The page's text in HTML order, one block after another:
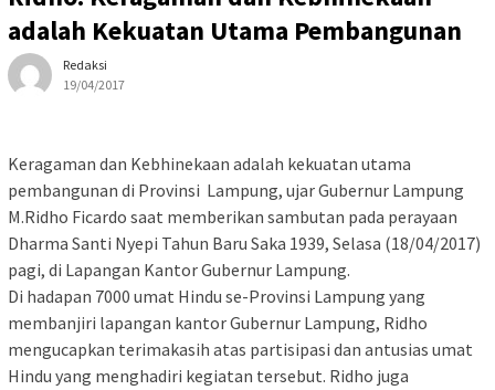
adalah Kekuatan Utama Pembangunan
Redaksi
19/04/2017
Keragaman dan Kebhinekaan adalah kekuatan utama
pembangunan di Provinsi Lampung, ujar Gubernur Lampung
M.Ridho Ficardo saat memberikan sambutan pada perayaan
Dharma Santi Nyepi Tahun Baru Saka 1939, Selasa (18/04/2017)
pagi, di Lapangan Kantor Gubernur Lampung.
Di hadapan 7000 umat Hindu se-Provinsi Lampung yang
membanjiri lapangan kantor Gubernur Lampung, Ridho
mengucapkan terimakasih atas partisipasi dan antusias umat
Hindu yang menghadiri kegiatan tersebut. Ridho juga